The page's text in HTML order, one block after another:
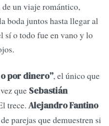
un viaje romántico,
boda juntos hasta llegar al
sí o todo fue en vano y lo
por dinero”, el único que
que Sebastián
trece. Alejandro Fantino
parejas que demuestren si